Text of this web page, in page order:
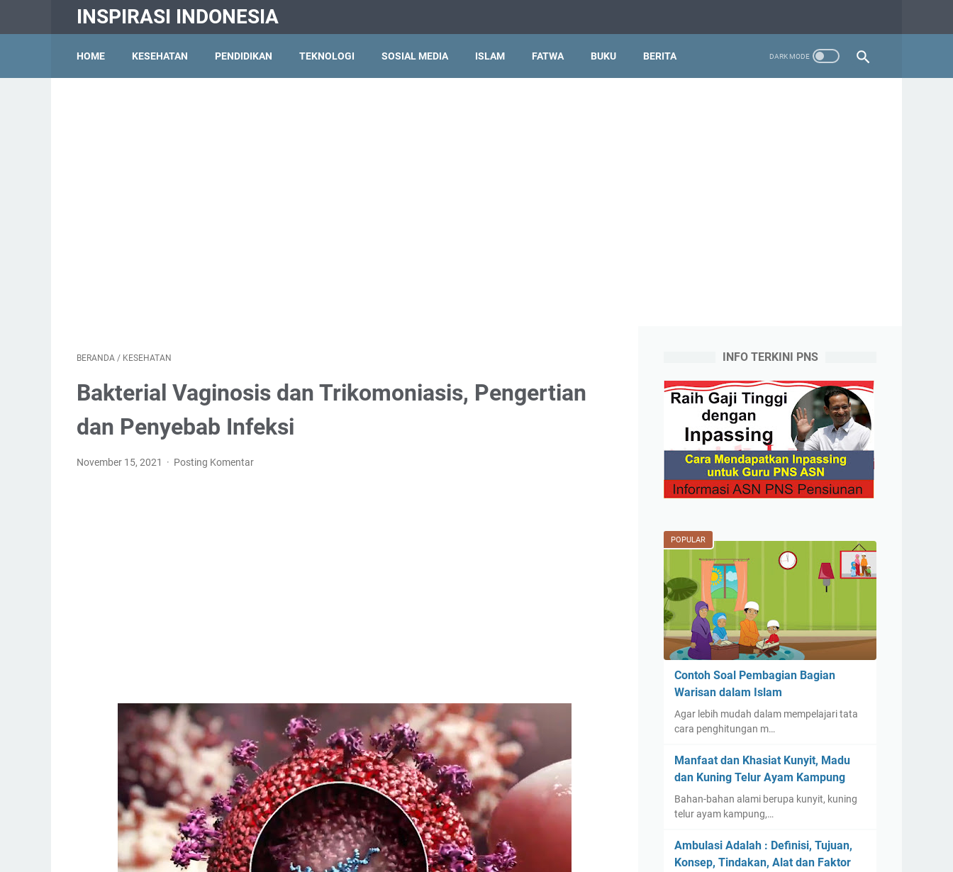
INSPIRASI INDONESIA
HOME KESEHATAN PENDIDIKAN TEKNOLOGI SOSIAL MEDIA ISLAM FATWA BUKU BERITA
BERANDA / KESEHATAN
Bakterial Vaginosis dan Trikomoniasis, Pengertian
dan Penyebab Infeksi
November 15, 2021 Posting Komentar
INFO TERKINI PNS
POPULAR
Contoh Soal Pembagian Bagian
Warisan dalam Islam
Agar lebih mudah dalam mempelajari tata
cara penghitungan m…
Manfaat dan Khasiat Kunyit, Madu
dan Kuning Telur Ayam Kampung
Bahan-bahan alami berupa kunyit, kuning
telur ayam kampung,…
Ambulasi Adalah : Definisi, Tujuan,
Konsep, Tindakan, Alat dan Faktor